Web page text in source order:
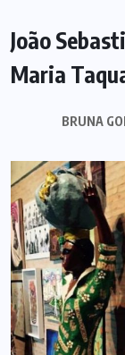
João
Maria
BRUNA